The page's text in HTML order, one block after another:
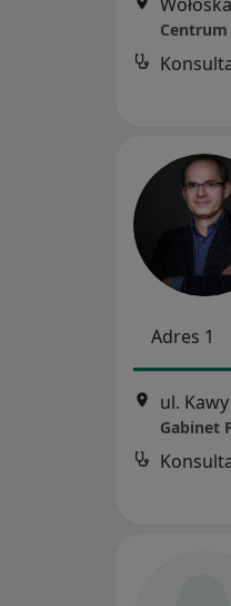
Centrum
Adres 1
Gabinet